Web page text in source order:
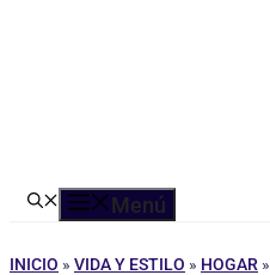
Menú
INICIO » VIDA Y ESTILO » HOGAR »